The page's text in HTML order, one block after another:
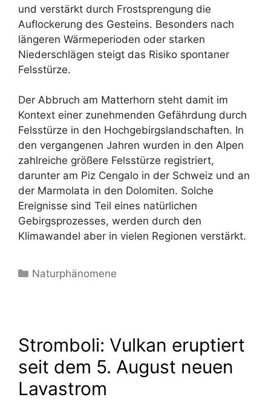
und verstärkt durch Frostsprengung die
Auflockerung des Gesteins. Besonders nach
längeren Wärmeperioden oder starken
Niederschlägen steigt das Risiko spontaner
Felsstürze.
Der Abbruch am Matterhorn steht damit im
Kontext einer zunehmenden Gefährdung durch
Felsstürze in den Hochgebirgslandschaften. In
den vergangenen Jahren wurden in den Alpen
zahlreiche größere Felsstürze registriert,
darunter am Piz Cengalo in der Schweiz und an
der Marmolata in den Dolomiten. Solche
Ereignisse sind Teil eines natürlichen
Gebirgsprozesses, werden durch den
Klimawandel aber in vielen Regionen verstärkt.
Kategorien
Naturphänomene
Stromboli: Vulkan eruptiert
seit dem 5. August neuen
Lavastrom